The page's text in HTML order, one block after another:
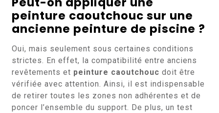
peinture caoutchouc sur une
ancienne peinture de piscine ?
Oui, mais seulement sous certaines conditions
strictes. En effet, la compatibilité entre anciens
revêtements et peinture caoutchouc doit être
vérifiée avec attention. Ainsi, il est indispensable
de retirer toutes les zones non adhérentes et de
poncer l’ensemble du support. De plus, un test